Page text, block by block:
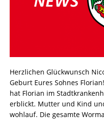
Herzlichen Glückwunsch
Geburt Eures Sohnes
hat Florian im
erblickt. Mutter und Kind
wohlauf. Die gesamte